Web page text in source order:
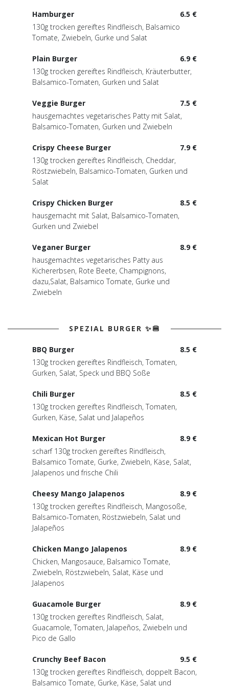
6.5 €
Hamburger
130g trocken gereiftes Rindfleisch, Balsamico
Tomate, Zwiebeln, Gurke und Salat
6.9 €
Plain Burger
130g trocken gereiftes Rindfleisch, Kräuterbutter,
Balsamico-Tomaten, Gurken und Salat
7.5 €
Veggie Burger
hausgemachtes vegetarisches Patty mit Salat,
Balsamico-Tomaten, Gurken und Zwiebeln
7.9 €
Crispy Cheese Burger
130g trocken gereiftes Rindfleisch, Cheddar,
Röstzwiebeln, Balsamico-Tomaten, Gurken und
Salat
8.5 €
Crispy Chicken Burger
hausgemacht mit Salat, Balsamico-Tomaten,
Gurken und Zwiebel
8.9 €
Veganer Burger
hausgemachtes vegetarisches Patty aus
Kichererbsen, Rote Beete, Champignons,
dazu,Salat, Balsamico Tomate, Gurke und
Zwiebeln
SPEZIAL BURGER ✨🍔
8.5 €
BBQ Burger
130g trocken gereiftes Rindfleisch, Tomaten,
Gurken, Salat, Speck und BBQ Soße
8.5 €
Chili Burger
130g trocken gereiftes Rindfleisch, Tomaten,
Gurken, Käse, Salat und Jalapeños
8.9 €
Mexican Hot Burger
scharf 130g trocken gereiftes Rindfleisch,
Balsamico Tomate, Gurke, Zwiebeln, Käse, Salat,
Jalapenos und frische Chili
8.9 €
Cheesy Mango Jalapenos
130g trocken gereiftes Rindfleisch, Mangosoße,
Balsamico-Tomaten, Röstzwiebeln, Salat und
Jalapeños
8.9 €
Chicken Mango Jalapenos
Chicken, Mangosauce, Balsamico Tomate,
Zwiebeln, Röstzwiebeln, Salat, Käse und
Jalapenos
8.9 €
Guacamole Burger
130g trocken gereiftes Rindfleisch, Salat,
Guacamole, Tomaten, Jalapeños, Zwiebeln und
Pico de Gallo
9.5 €
Crunchy Beef Bacon
130g trocken gereiftes Rindfleisch, doppelt Bacon,
Balsamico Tomate, Gurke, Käse, Salat und